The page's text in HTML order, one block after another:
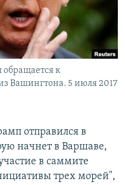
к
Вашингтона. 5 июля 2017
отправился в
начнет в Варшаве,
в саммите
трех морей",